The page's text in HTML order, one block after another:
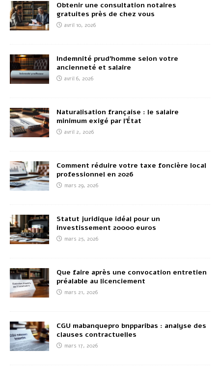
Obtenir une consultation notaires
gratuites près de chez vous
avril 10, 2026
Indemnité prud’homme selon votre
ancienneté et salaire
avril 6, 2026
Naturalisation française : le salaire
minimum exigé par l’État
avril 2, 2026
Comment réduire votre taxe foncière local
professionnel en 2026
mars 29, 2026
Statut juridique idéal pour un
investissement 20000 euros
mars 25, 2026
Que faire après une convocation entretien
préalable au licenciement
mars 21, 2026
CGU mabanquepro bnpparibas : analyse des
clauses contractuelles
mars 17, 2026